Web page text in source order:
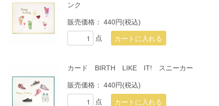
ンク
販売価格：440円(税込)
点
カード BIRTH LIKE IT! スニーカー
販売価格：440円(税込)
点